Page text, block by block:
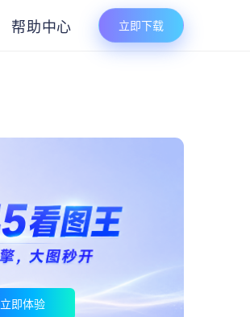
帮助中心 立即下载
立即体验